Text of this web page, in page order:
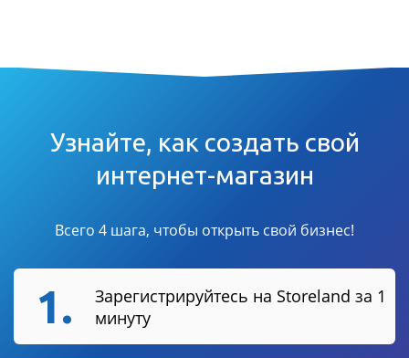
Узнайте, как создать свой
интернет-магазин
Всего 4 шага, чтобы открыть свой бизнес!
1.
Зарегистрируйтесь на Storeland за 1
минуту